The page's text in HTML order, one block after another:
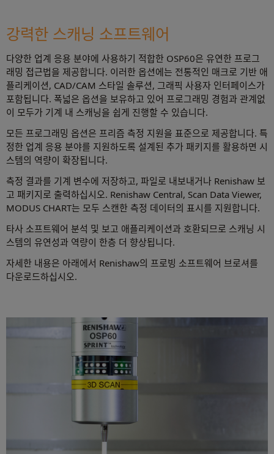
강력한 스캐닝 소프트웨어
다양한 업계 응용 분야에 사용하기 적합한 OSP60은 유연한 프로그
래밍 접근법을 제공합니다. 이러한 옵션에는 전통적인 매크로 기반 애
플리케이션, CAD/CAM 스타일 솔루션, 그래픽 사용자 인터페이스가
포함됩니다. 폭넓은 옵션을 보유하고 있어 프로그래밍 경험과 관계없
이 모두가 기계 내 스캐닝을 쉽게 진행할 수 있습니다.
모든 프로그래밍 옵션은 프리즘 측정 지원을 표준으로 제공합니다. 특
정한 업계 응용 분야를 지원하도록 설계된 추가 패키지를 활용하면 시
스템의 역량이 확장됩니다.
측정 결과를 기계 변수에 저장하고, 파일로 내보내거나 Renishaw 보
고 패키지로 출력하십시오. Renishaw Central, Scan Data Viewer,
MODUS CHART는 모두 스캔한 측정 데이터의 표시를 지원합니다.
타사 소프트웨어 분석 및 보고 애플리케이션과 호환되므로 스캐닝 시
스템의 유연성과 역량이 한층 더 향상됩니다.
자세한 내용은 아래에서 Renishaw의 프로빙 소프트웨어 브로셔를
다운로드하십시오.